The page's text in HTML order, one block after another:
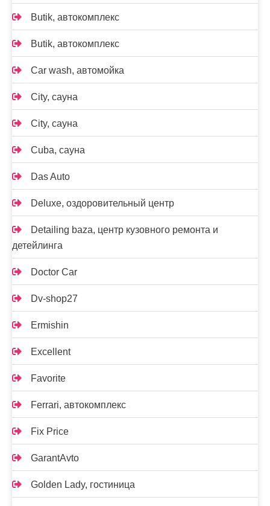
Butik, автокомплекс
Butik, автокомплекс
Car wash, автомойка
City, сауна
City, сауна
Cuba, сауна
Das Auto
Deluxe, оздоровительный центр
Detailing baza, центр кузовного ремонта и
детейлинга
Doctor Car
Dv-shop27
Ermishin
Excellent
Favorite
Ferrari, автокомплекс
Fix Price
GarantAvto
Golden Lady, гостиница